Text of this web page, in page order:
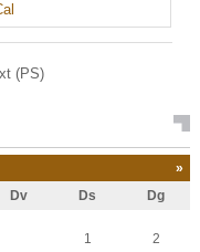
(PS)
»
Dv Ds Dg
1
2